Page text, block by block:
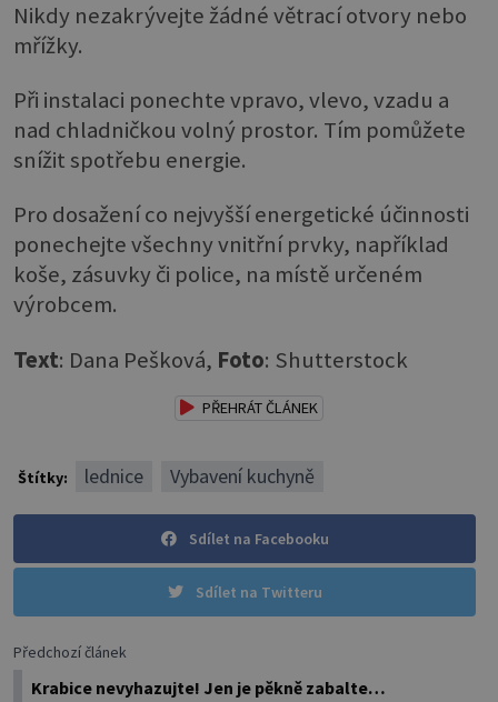
Nikdy nezakrývejte žádné větrací otvory nebo
mřížky.
Při instalaci ponechte vpravo, vlevo, vzadu a
nad chladničkou volný prostor. Tím pomůžete
snížit spotřebu energie.
Pro dosažení co nejvyšší energetické účinnosti
ponechejte všechny vnitřní prvky, například
koše, zásuvky či police, na místě určeném
výrobcem.
Text: Dana Pešková, Foto: Shutterstock
PŘEHRÁT ČLÁNEK
Štítky: lednice Vybavení kuchyně
Sdílet na Facebooku
Sdílet na Twitteru
Předchozí článek
Krabice nevyhazujte! Jen je pěkně zabalte…